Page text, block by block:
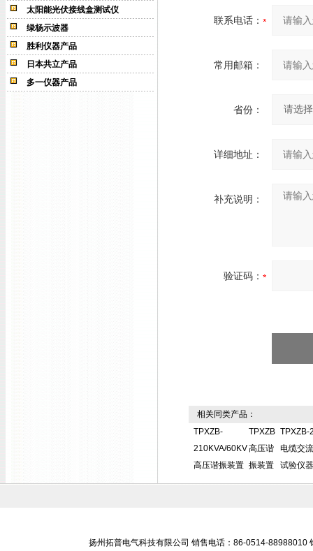
太阳能光伏接线盒测试仪
绿杨示波器
胜利仪器产品
日本共立产品
多一仪器产品
联系电话：
常用邮箱：
省份：
详细地址：
补充说明：
验证码：
相关同类产品：
TPXZB-
210KVA/60KV
高压谐振装置
TPXZB
高压谐
振装置
TPXZB-
电缆交
试验仪器
扬州拓普电气科技有限公司 销售电话：86-0514-88988010